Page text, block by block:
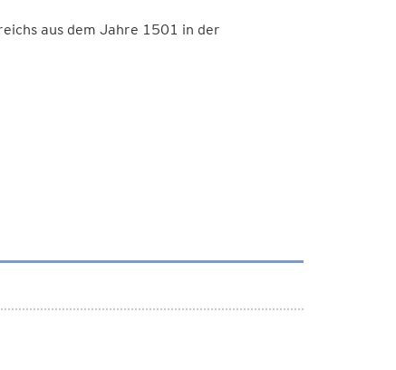
aus dem Jahre 1501 in der